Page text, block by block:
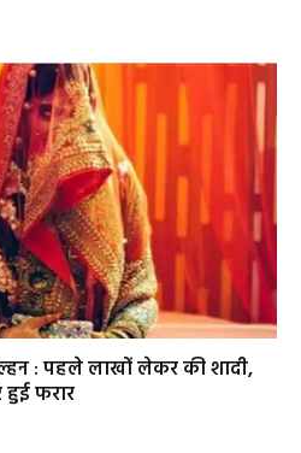
: पहले लाखों लेकर की शादी,
फरार